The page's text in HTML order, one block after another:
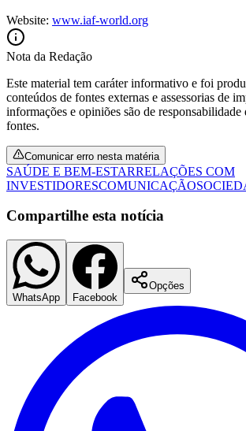
Flamengo
Website: www.iaf-world.org
Nota da Redação
Este material tem caráter informativo e foi
conteúdos de fontes externas e assessorias de
informações e opiniões são de responsabilidade
fontes.
Comunicar erro nesta matéria
SAÚDE E BEM-ESTARRELAÇÕES COM
INVESTIDORESCOMUNICAÇÃO
Compartilhe esta notícia
WhatsApp Facebook
Opções